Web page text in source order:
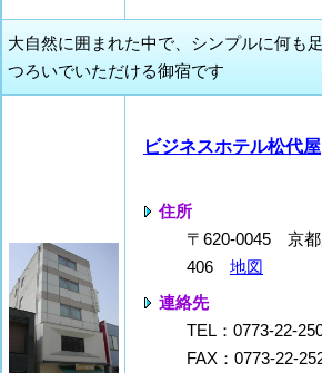
大自然に囲まれた中で、シンプルに何も
つろいでいただける御宿です
ビジネスホテル松代屋
住所
〒620-0045 京
406 地図
連絡先
TEL：0773-22-
FAX：0773-22-